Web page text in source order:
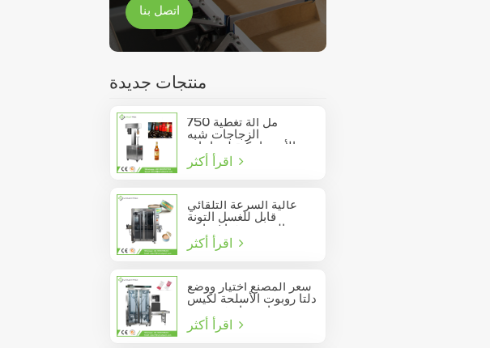
اتصل بنا
منتجات جديدة
750 مل آلة تغطية
الزجاجات شبه
الأوتوماتيكية لزجاجات
النبيذ الزجاجية
عالية السرعة التلقائي
قابل للغسل التونة
السردين فراغ حاوية
المأكولات البحرية القصدير
يمكن السدادة
سعر المصنع اختيار ووضع
دلتا روبوت الأسلحة لكيس